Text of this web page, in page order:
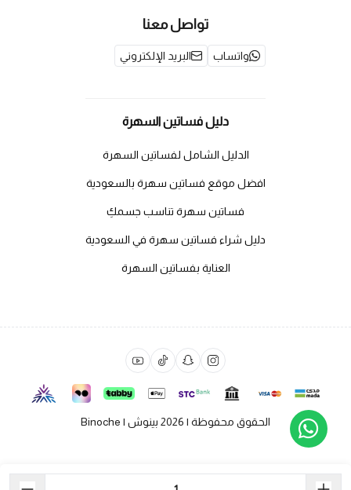
تواصل معنا
واتساب البريد الإلكتروني
دليل فساتين السهرة
الدليل الشامل لفساتين السهرة
افضل موقع فساتين سهرة بالسعودية
فساتين سهرة تناسب جسمكِ
دليل شراء فساتين سهرة في السعودية
العناية بفساتين السهرة
الحقوق محفوظة | 2026 بينوش | Binoche